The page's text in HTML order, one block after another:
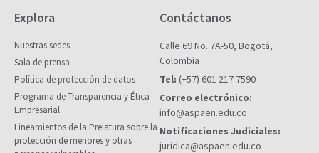
Explora
Nuestras sedes
Sala de prensa
Política de protección de datos
Programa de Transparencia y Ética
Empresarial
Lineamientos de la Prelatura sobre la
protección de menores y otras
Contáctanos
Calle 69 No. 7A-50, Bogotá,
Colombia
Tel: (+57) 601 217 7590
Correo electrónico:
info@aspaen.edu.co
Notificaciones Judiciales:
juridica@aspaen.edu.co